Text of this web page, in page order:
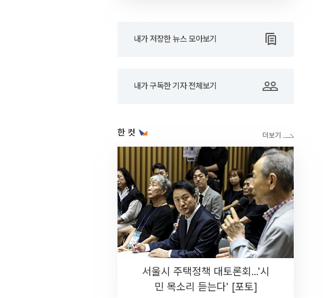
내가 저장한 뉴스 모아보기
내가 구독한 기자 전체보기
한 컷
서울시 주택정책 대토론회...'시
민 목소리 듣는다' [포토]